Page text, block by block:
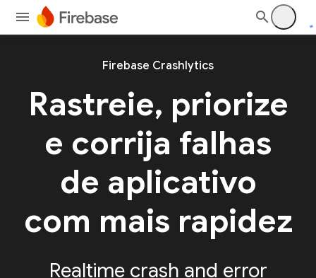
Firebase Crashlytics
Rastreie, priorize
e corrija falhas
de aplicativo
com mais rapidez
Realtime crash and error